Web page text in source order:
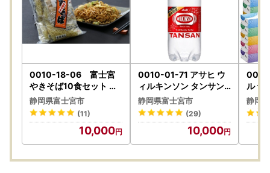
0010-18-06 富士宮
やきそば10食セット （
曽我めん）
静岡県富士宮市
(11)
10,000
0010-01-71 アサヒ ウ
ィルキンソン タンサン
炭酸水 500ml×24本
静岡県富士宮市
(29)
10,000
ル テ
箱
ティ
ペー
用品
静岡